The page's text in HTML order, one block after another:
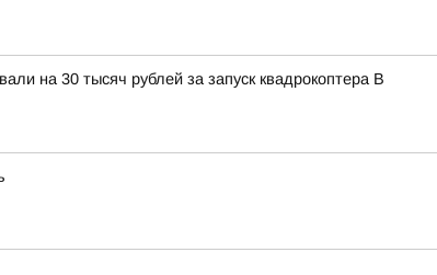
на 30 тысяч рублей за запуск квадрокоптера В